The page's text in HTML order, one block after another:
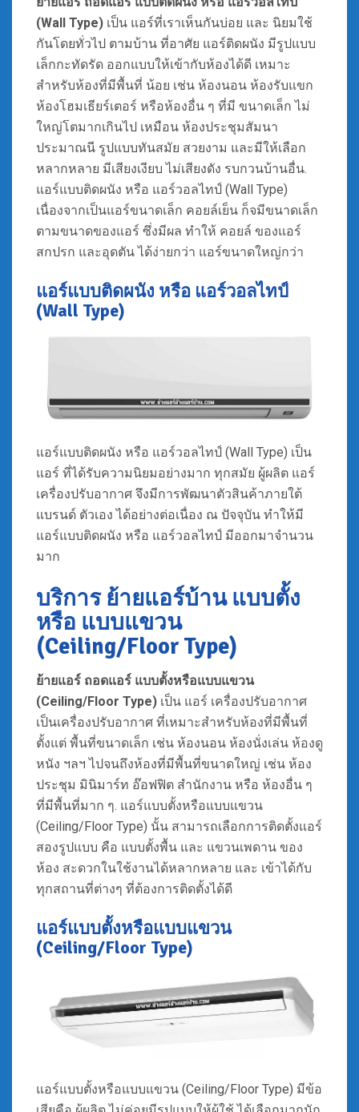
(Wall Type) เป็น แอร์ที่เราเห็นกันบ่อย และ นิยมใช้
กันโดยทั่วไป ตามบ้าน ที่อาศัย แอร์ติดผนัง มีรูปแบบ
เล็กกะทัดรัด ออกแบบให้เข้ากับห้องได้ดี เหมาะ
สำหรับห้องที่มีพื้นที่ น้อย เช่น ห้องนอน ห้องรับแขก
ห้องโฮมเธียร์เตอร์ หรือห้องอื่น ๆ ที่มี ขนาดเล็ก ไม่
ใหญ่โตมากเกินไป เหมือน ห้องประชุมสัมนา
ประมาณนี รูปแบบทันสมัย สวยงาม และมีให้เลือก
หลากหลาย มีเสียงเงียบ ไม่เสียงดัง รบกวนบ้านอื่น.
แอร์แบบติดผนัง หรือ แอร์วอลไทป์ (Wall Type)
เนื่องจากเป็นแอร์ขนาดเล็ก คอยล์เย็น ก็จมีขนาดเล็ก
ตามขนาดของแอร์ ซึ่งมีผล ทำให้ คอยล์ ของแอร์
สกปรก และอุดตัน ได้ง่ายกว่า แอร์ขนาดใหญ่กว่า
แอร์แบบติดผนัง หรือ แอร์วอลไทป์
(Wall Type)
แอร์แบบติดผนัง หรือ แอร์วอลไทป์ (Wall Type) เป็น
แอร์ ที่ได้รับความนิยมอย่างมาก ทุกสมัย ผู้ผลิต แอร์
เครื่องปรับอากาศ จึงมีการพัฒนาตัวสินค้าภายใต้
แบรนด์ ตัวเอง ได้อย่างต่อเนื่อง ณ ปัจจุบัน ทำให้มี
แอร์แบบติดผนัง หรือ แอร์วอลไทป์ มีออกมาจำนวน
มาก
บริการ ย้ายแอร์บ้าน แบบตั้ง
หรือ แบบแขวน
(Ceiling/Floor Type)
ย้ายแอร์ ถอดแอร์ แบบตั้งหรือแบบแขวน
(Ceiling/Floor Type) เป็น แอร์ เครื่องปรับอากาศ
เป็นเครื่องปรับอากาศ ที่เหมาะสำหรับห้องที่มีพื้นที่
ตั้งแต่ พื้นที่ขนาดเล็ก เช่น ห้องนอน ห้องนั่งเล่น ห้องดู
หนัง ฯลฯ ไปจนถึงห้องที่มีพื้นที่ขนาดใหญ่ เช่น ห้อง
ประชุม มินิมาร์ท อ๊อฟฟิต สำนักงาน หรือ ห้องอื่น ๆ
ที่มีพื้นที่มาก ๆ. แอร์แบบตั้งหรือแบบแขวน
(Ceiling/Floor Type) นั้น สามารถเลือกการติดตั้งแอร์
สองรูปแบบ คือ แบบตั้งพื้น และ แขวนเพดาน ของ
ห้อง สะดวกในใช้งานได้หลากหลาย และ เข้าได้กับ
ทุกสถานที่ต่างๆ ที่ต้องการติดตั้งได้ดี
แอร์แบบตั้งหรือแบบแขวน
(Ceiling/Floor Type)
แอร์แบบตั้งหรือแบบแขวน (Ceiling/Floor Type) มีข้อ